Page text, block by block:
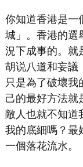
你知道香港是一
城」。香港的選
況下成事的。就
胡说八道和妄議
只是為了破壞我
己的最好方法就
敵人也就不知道
我的底細嗎？最
一個落花流水。